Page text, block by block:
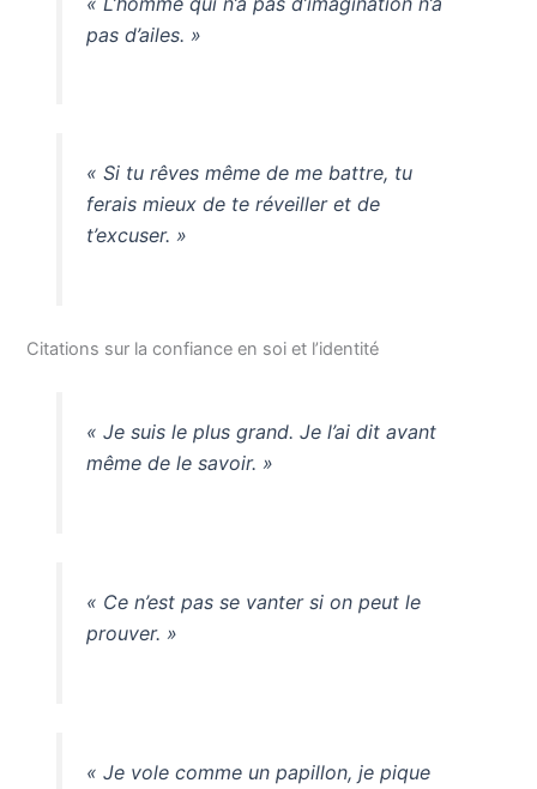
pas d’ailes. »
« Si tu rêves même de me battre, tu
ferais mieux de te réveiller et de
t’excuser. »
Citations sur la confiance en soi et l’identité
« Je suis le plus grand. Je l’ai dit avant
même de le savoir. »
« Ce n’est pas se vanter si on peut le
prouver. »
« Je vole comme un papillon, je pique